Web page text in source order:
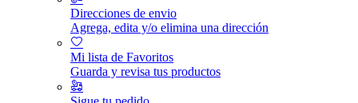
Direcciones de envio
Agrega, edita y/o elimina una dirección
Mi lista de Favoritos
Guarda y revisa tus productos